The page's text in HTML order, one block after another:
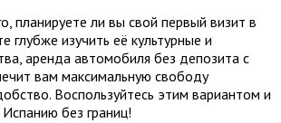
планируете ли вы свой первый визит в
глубже изучить её культурные и
аренда автомобиля без депозита с
вам максимальную свободу
Воспользуйтесь этим вариантом и
без границ!